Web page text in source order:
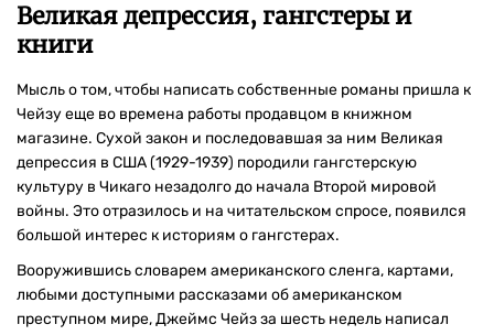
Великая депрессия, гангстеры и
книги
Мысль о том, чтобы написать собственные романы пришла к
Чейзу еще во времена работы продавцом в книжном
магазине. Сухой закон и последовавшая за ним Великая
депрессия в США (1929-1939) породили гангстерскую
культуру в Чикаго незадолго до начала Второй мировой
войны. Это отразилось и на читательском спросе, появился
большой интерес к историям о гангстерах.
Вооружившись словарем американского сленга, картами,
любыми доступными рассказами об американском
преступном мире, Джеймс Чейз за шесть недель написал